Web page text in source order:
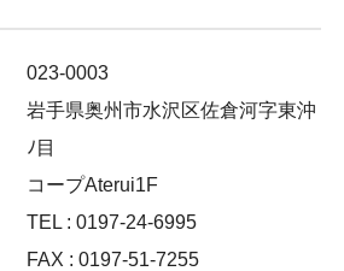
023-0003
岩手県奥州市水沢区佐倉河字東沖
ﾉ目
コープAterui1F
TEL : 0197-24-6995
FAX : 0197-51-7255